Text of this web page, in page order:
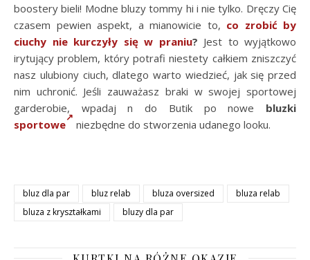
boostery bieli! Modne bluzy tommy hi i nie tylko. Dręczy Cię
czasem pewien aspekt, a mianowicie to, co zrobić by
ciuchy nie kurczyły się w praniu? Jest to wyjątkowo
irytujący problem, który potrafi niestety całkiem zniszczyć
nasz ulubiony ciuch, dlatego warto wiedzieć, jak się przed
nim uchronić. Jeśli zauważasz braki w swojej sportowej
garderobie, wpadaj n do Butik po nowe bluzki
sportowe
niezbędne do stworzenia udanego looku.
bluz dla par bluz relab bluza oversized
bluza relab
bluza z kryształkami
bluzy dla par